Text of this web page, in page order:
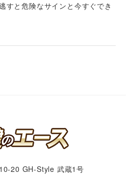
すと危険なサインと今すぐでき
20 GH-Style 武蔵1号